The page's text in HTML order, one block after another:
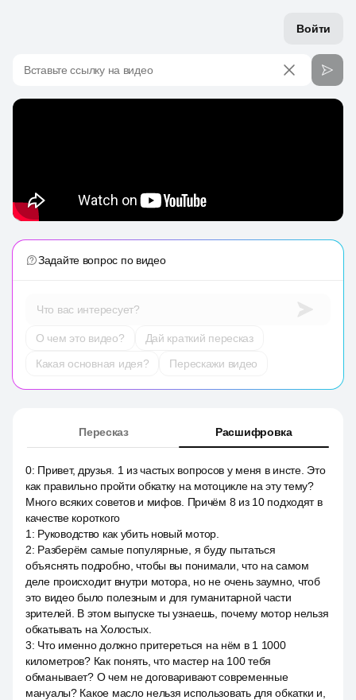
Войти
Вставьте ссылку на видео
Задайте вопрос по видео
Что вас интересует?
О чем это видео?
Дай краткий пересказ
Какая основная идея?
Перескажи видео
Пересказ Расшифровка
0: Привет, друзья. 1 из частых вопросов у меня в инсте. Это
как правильно пройти обкатку на мотоцикле на эту тему?
Много всяких советов и мифов. Причём 8 из 10 подходят в
качестве короткого
1 : Руководство как убить новый мотор.
2: Разберём самые популярные, я буду пытаться
объяснять подробно, чтобы вы понимали, что на самом
деле происходит внутри мотора, но не очень заумно, чтоб
это видео было полезным и для гуманитарной части
зрителей. В этом выпуске ты узнаешь, почему мотор нельзя
обкатывать на Холостых.
3: Что именно должно притереться на нём в 1 1000
километров? Как понять, что мастер на 100 тебя
обманывает? О чем не договаривают современные
мануалы? Какое масло нельзя использовать для обкатки и,